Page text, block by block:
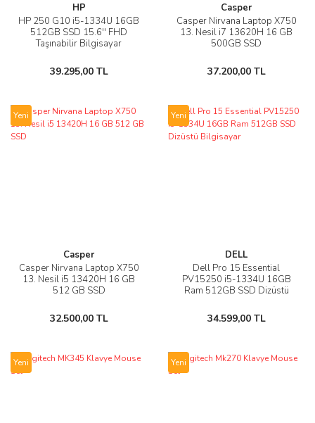
HP
HP 250 G10 i5-1334U 16GB
512GB SSD 15.6'' FHD
Taşınabilir Bilgisayar
39.295,00 TL
Casper
Casper Nirvana Laptop X750
13. Nesil i7 13620H 16 GB
500GB SSD
37.200,00 TL
Yeni
Casper
Casper Nirvana Laptop X750
13. Nesil i5 13420H 16 GB
512 GB SSD
32.500,00 TL
Yeni
DELL
Dell Pro 15 Essential
PV15250 i5-1334U 16GB
Ram 512GB SSD Dizüstü
34.599,00 TL
Yeni Yeni